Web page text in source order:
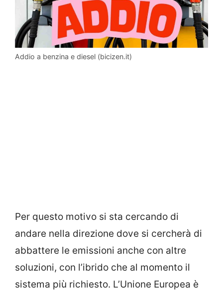
Addio a benzina e diesel (bicizen.it)
Per questo motivo si sta cercando di
andare nella direzione dove si cercherà di
abbattere le emissioni anche con altre
soluzioni, con l’ibrido che al momento il
sistema più richiesto. L’Unione Europea è